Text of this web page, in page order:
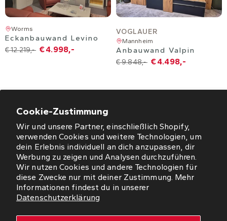
Cookie-Zustimmung
Wir und unsere Partner, einschließlich Shopify,
verwenden Cookies und weitere Technologien, um
dein Erlebnis individuell an dich anzupassen, dir
Werbung zu zeigen und Analysen durchzuführen.
Wir nutzen Cookies und andere Technologien für
diese Zwecke nur mit deiner Zustimmung. Mehr
Informationen findest du in unserer
Datenschutzerklärung
Worms
Eckanbauwand Levino
€ 12.219,- € 4.998,-
VOGLAUER
Mannheim
Anbauwand Valpin
€ 9.848,- € 4.498,-
ÖFFNUNGSZEITEN
NEWSLETTER
SO FINDEN SIE UNS
WORMS